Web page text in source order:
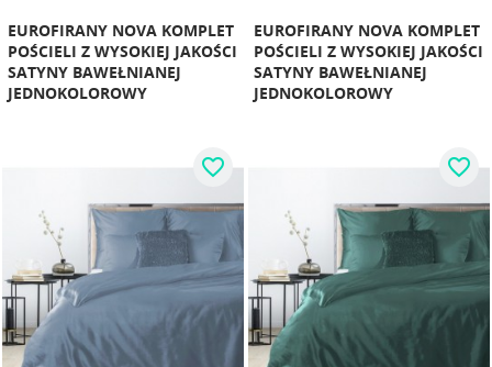
EUROFIRANY NOVA KOMPLET
POŚCIELI Z WYSOKIEJ JAKOŚCI
SATYNY BAWEŁNIANEJ
JEDNOKOLOROWY
EUROFIRANY NOVA KOMPLET
POŚCIELI Z WYSOKIEJ JAKOŚCI
SATYNY BAWEŁNIANEJ
JEDNOKOLOROWY
favorite_border favorite_border